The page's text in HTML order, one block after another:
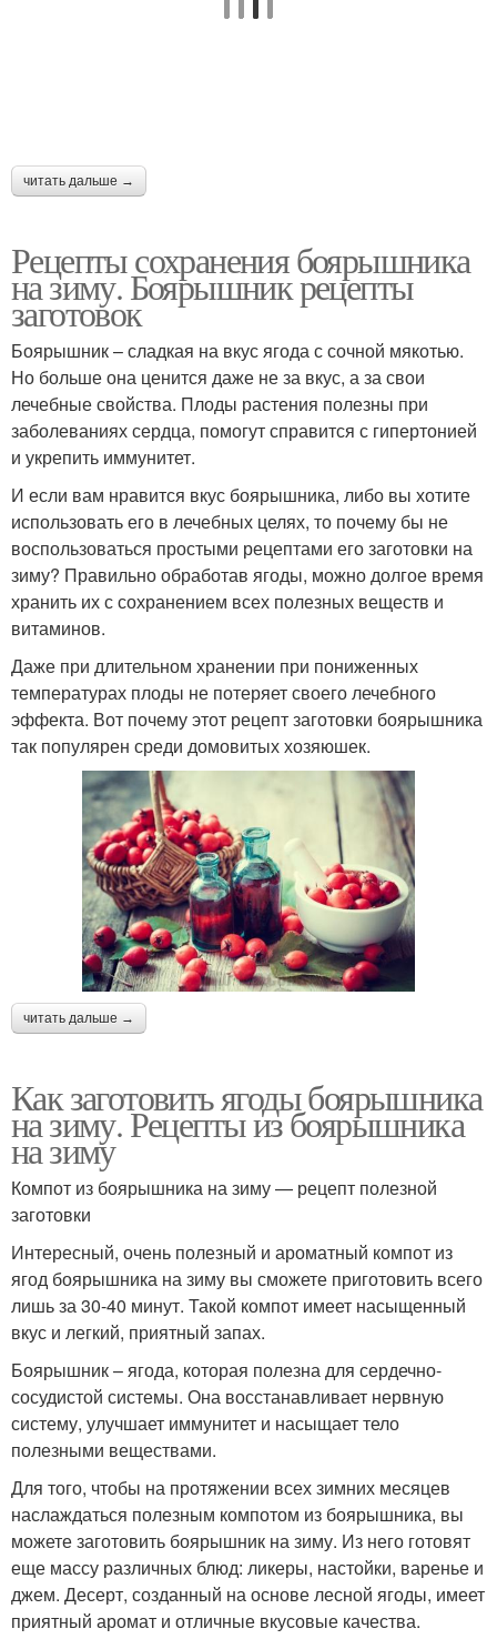
читать дальше →
Рецепты сохранения боярышника
на зиму. Боярышник рецепты
заготовок
Боярышник – сладкая на вкус ягода с сочной мякотью.
Но больше она ценится даже не за вкус, а за свои
лечебные свойства. Плоды растения полезны при
заболеваниях сердца, помогут справится с гипертонией
и укрепить иммунитет.
И если вам нравится вкус боярышника, либо вы хотите
использовать его в лечебных целях, то почему бы не
воспользоваться простыми рецептами его заготовки на
зиму? Правильно обработав ягоды, можно долгое время
хранить их с сохранением всех полезных веществ и
витаминов.
Даже при длительном хранении при пониженных
температурах плоды не потеряет своего лечебного
эффекта. Вот почему этот рецепт заготовки боярышника
так популярен среди домовитых хозяюшек.
читать дальше →
Как заготовить ягоды боярышника
на зиму. Рецепты из боярышника
на зиму
Компот из боярышника на зиму — рецепт полезной
заготовки
Интересный, очень полезный и ароматный компот из
ягод боярышника на зиму вы сможете приготовить всего
лишь за 30-40 минут. Такой компот имеет насыщенный
вкус и легкий, приятный запах.
Боярышник – ягода, которая полезна для сердечно-
сосудистой системы. Она восстанавливает нервную
систему, улучшает иммунитет и насыщает тело
полезными веществами.
Для того, чтобы на протяжении всех зимних месяцев
наслаждаться полезным компотом из боярышника, вы
можете заготовить боярышник на зиму. Из него готовят
еще массу различных блюд: ликеры, настойки, варенье и
джем. Десерт, созданный на основе лесной ягоды, имеет
приятный аромат и отличные вкусовые качества.